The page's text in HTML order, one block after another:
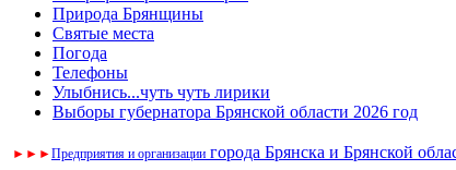
Природа Брянщины
Святые места
Погода
Телефоны
Улыбнись...чуть чуть лирики
Выборы губернатора Брянской области 2026 год
► ► ►Предприятия и организации города Брянска и Брянской